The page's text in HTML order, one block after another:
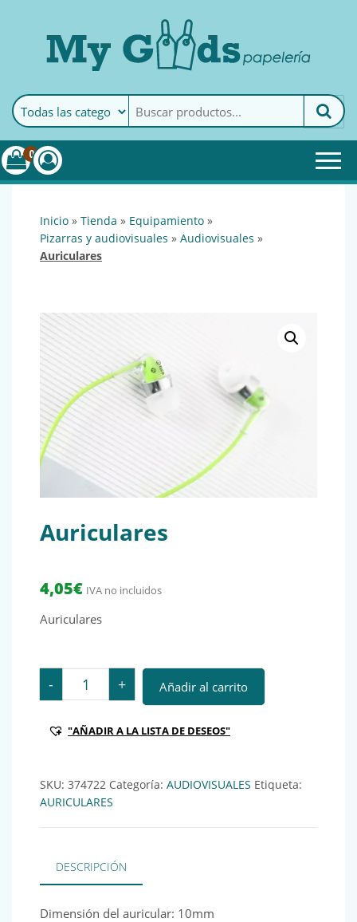
MyGoods · PapeleríaMy Goods es tu papelería
online de confianza. Podrás
encontrar todo lo necesario
0
inicio » tienda » equipamiento »
pizarras y audiovisuales » audiovisuales »
auriculares
Auriculares
4,05€ IVA no incluidos
Auriculares
- Auriculares cantidad
+ Añadir al carrito
"AÑADIR A LA LISTA DE DESEOS"
SKU: 374722 Categoría: AUDIOVISUALES Etiqueta:
AURICULARES
DESCRIPCIÓN
Dimensión del auricular: 10mm